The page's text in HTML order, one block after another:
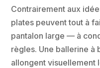
Contrairement aux
plates peuvent tout à
pantalon large — à
règles. Une ballerine à
allongent visuellement